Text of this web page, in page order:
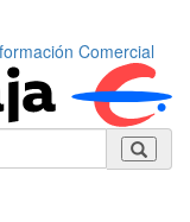
Comercial